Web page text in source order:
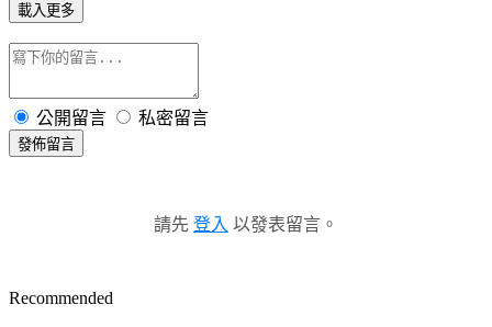
載入更多
公開留言 私密留言
發佈留言
請先 登入 以發表留言。
Recommended